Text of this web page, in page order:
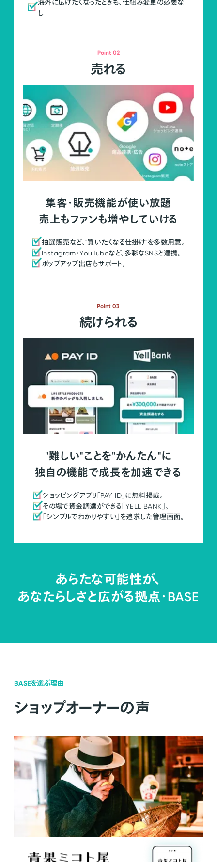
海外に広げたくなったときも、仕組み変更の必要な
し
Point 02
売れる
集客・販売機能が使い放題
売上もファンも増やしていける
抽選販売など、"買いたくなる仕掛け"を多数用意。
Instagram・YouTubeなど、多彩なSNSと連携。
ポップアップ出店もサポート。
Point 03
続けられる
"難しい"ことを"かんたん"に
独自の機能で成長を加速できる
ショッピングアプリ「PAY ID」に無料掲載。
その場で資金調達ができる「YELL BANK」。
「シンプルでわかりやすい」を追求した管理画面。
あらたな可能性が、
あなたらしさと広がる拠点・BASE
BASEを選ぶ理由
ショップオーナーの声